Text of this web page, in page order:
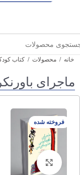
خانه / محصولات / کتاب
ماجرای
فروخته شده
برای